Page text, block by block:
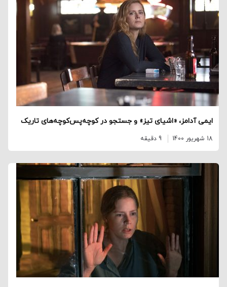
ایمی آدامز، «اشیای تیز» و جستجو در کوچه‌پس‌کوچه‌های تاریک
18 شهریور 1400 9 دقیقه